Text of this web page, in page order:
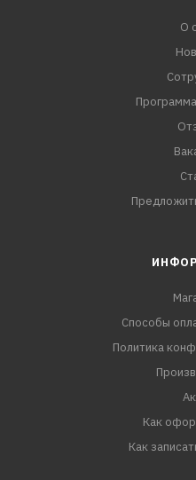
О
Способы
Политика
Как
Как